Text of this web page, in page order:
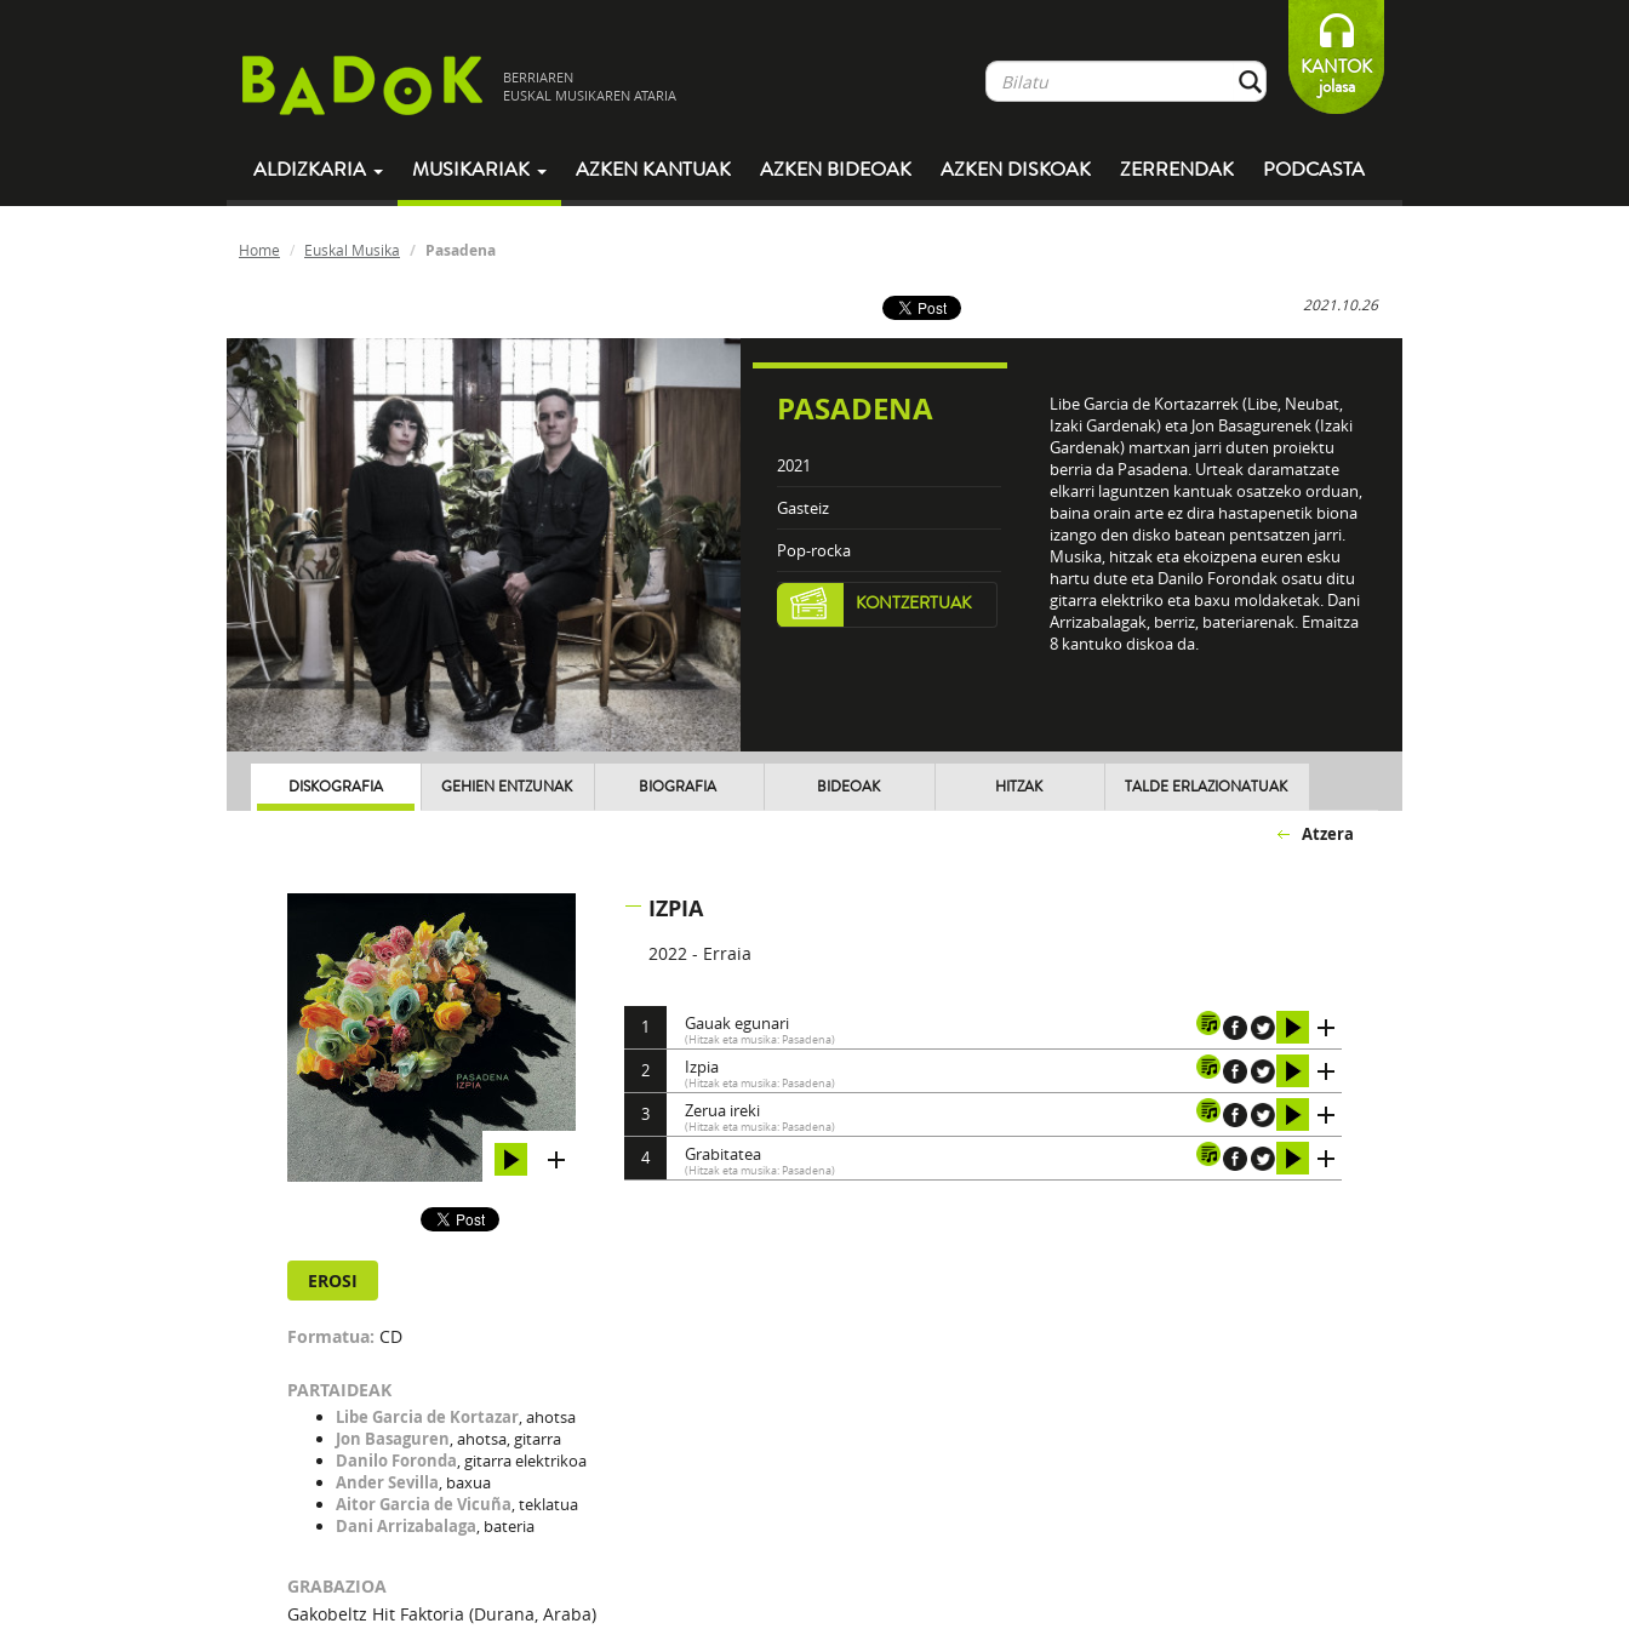
BERRIAREN
EUSKAL MUSIKAREN ATARIA
KANTOK
jolasa
ALDIZKARIA MUSIKARIAK AZKEN KANTUAK AZKEN BIDEOAK AZKEN DISKOAK ZERRENDAK PODCASTA
Home Euskal Musika Pasadena
2021.10.26
PASADENA
2021
Gasteiz
Pop-rocka
KONTZERTUAK
Libe Garcia de Kortazarrek (Libe, Neubat,
Izaki Gardenak) eta Jon Basagurenek (Izaki
Gardenak) martxan jarri duten proiektu
berria da Pasadena. Urteak daramatzate
elkarri laguntzen kantuak osatzeko orduan,
baina orain arte ez dira hastapenetik biona
izango den disko batean pentsatzen jarri.
Musika, hitzak eta ekoizpena euren esku
hartu dute eta Danilo Forondak osatu ditu
gitarra elektriko eta baxu moldaketak. Dani
Arrizabalagak, berriz, bateriarenak. Emaitza
8 kantuko diskoa da.
DISKOGRAFIA GEHIEN ENTZUNAK BIOGRAFIA BIDEOAK HITZAK TALDE ERLAZIONATUAK
Atzera
EROSI
Formatua: CD
PARTAIDEAK
Libe Garcia de Kortazar, ahotsa
Jon Basaguren, ahotsa, gitarra
Danilo Foronda, gitarra elektrikoa
Ander Sevilla, baxua
Aitor Garcia de Vicuña, teklatua
Dani Arrizabalaga, bateria
GRABAZIOA
Gakobeltz Hit Faktoria (Durana, Araba)
IZPIA
2022 - Erraia
1 Gauak egunari
(Hitzak eta musika: Pasadena)
2 Izpia
(Hitzak eta musika: Pasadena)
3 Zerua ireki
(Hitzak eta musika: Pasadena)
4 Grabitatea
(Hitzak eta musika: Pasadena)